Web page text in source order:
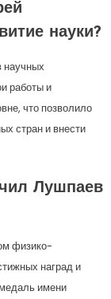
науки?
научных
работы и
что позволило
стран и внести
Лушпаев
физико-
наград и
имени